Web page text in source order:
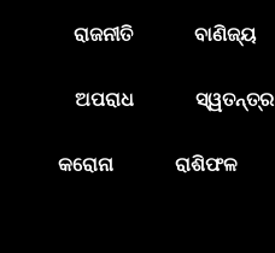
ରାଜନୀତି ବାଣିଜ୍ୟ
ଅପରାଧ ସ୍ୱତନ୍ତ୍ର
କରୋନା ରାଶିଫଳ